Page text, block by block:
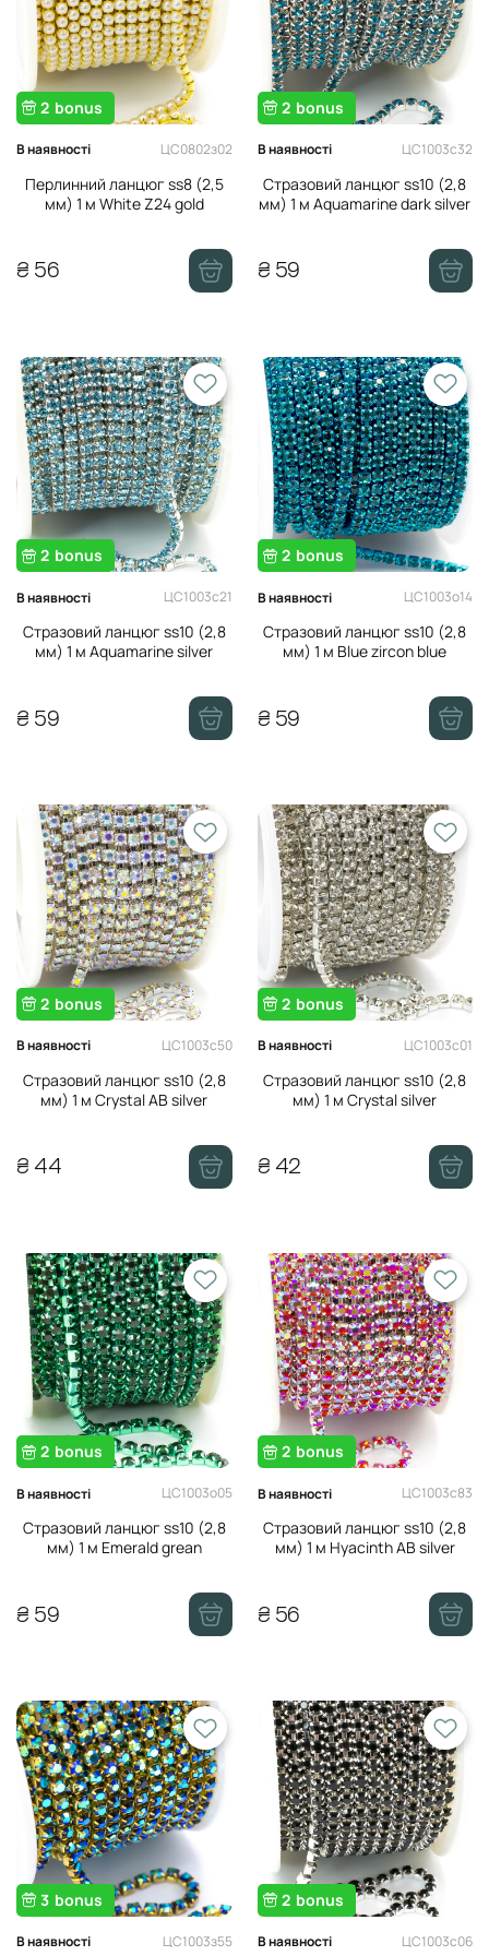
Мононитки
Магніти
Кільця дерев'яні
Термоклей, скотч
2 bonus
В наявності ЦС0802з02
Перлинний ланцюг ss8 (2,5
мм) 1 м White Z24 gold
₴ 56
2 bonus
В наявності ЦС1003с32
Стразовий ланцюг ss10 (2,8
мм) 1 м Aquamarine dark silver
₴ 59
2 bonus
В наявності ЦС1003с21
Стразовий ланцюг ss10 (2,8
мм) 1 м Aquamarine silver
₴ 59
2 bonus
В наявності ЦС1003о14
Стразовий ланцюг ss10 (2,8
мм) 1 м Blue zircon blue
₴ 59
2 bonus
В наявності ЦС1003с50
Стразовий ланцюг ss10 (2,8
мм) 1 м Crystal AB silver
₴ 44
2 bonus
В наявності ЦС1003с01
Стразовий ланцюг ss10 (2,8
мм) 1 м Crystal silver
₴ 42
2 bonus
В наявності ЦС1003о05
Стразовий ланцюг ss10 (2,8
мм) 1 м Emerald grean
₴ 59
2 bonus
В наявності ЦС1003с83
Стразовий ланцюг ss10 (2,8
мм) 1 м Hyacinth AB silver
₴ 56
3 bonus
В наявності ЦС1003з55
2 bonus
В наявності ЦС1003с06